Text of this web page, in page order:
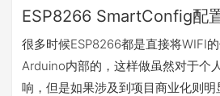
ESP8266 SmartConfig配
很多时候ESP8266都是直接将WIFI
Arduino内部的，这样做虽然对于个
响，但是如果涉及到项目商业化则